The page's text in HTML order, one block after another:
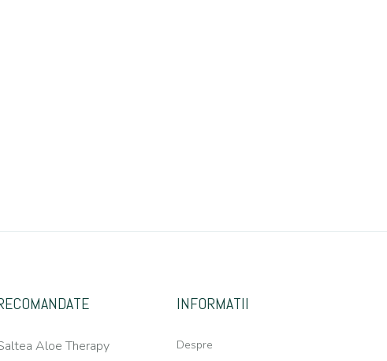
Aloe Therapy
INFORMATII
Despre